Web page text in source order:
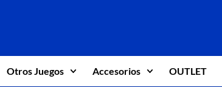
Otros Juegos Accesorios OUTLET